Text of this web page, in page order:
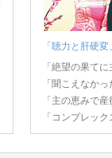
「聴力と肝硬
「絶望の果てに
「聞こえなか
「主の恵みで
「コンプレッ